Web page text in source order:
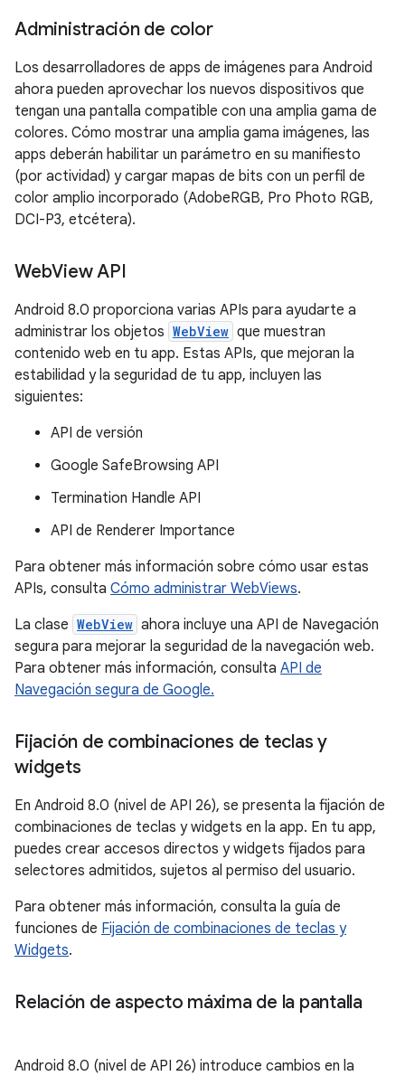
Administración de color
Los desarrolladores de apps de imágenes para Android
ahora pueden aprovechar los nuevos dispositivos que
tengan una pantalla compatible con una amplia gama de
colores. Cómo mostrar una amplia gama imágenes, las
apps deberán habilitar un parámetro en su manifiesto
(por actividad) y cargar mapas de bits con un perfil de
color amplio incorporado (AdobeRGB, Pro Photo RGB,
DCI-P3, etcétera).
WebView API
Android 8.0 proporciona varias APIs para ayudarte a
administrar los objetos WebView que muestran
contenido web en tu app. Estas APIs, que mejoran la
estabilidad y la seguridad de tu app, incluyen las
siguientes:
API de versión
Google SafeBrowsing API
Termination Handle API
API de Renderer Importance
Para obtener más información sobre cómo usar estas
APIs, consulta Cómo administrar WebViews.
La clase WebView ahora incluye una API de Navegación
segura para mejorar la seguridad de la navegación web.
Para obtener más información, consulta API de
Navegación segura de Google.
Fijación de combinaciones de teclas y
widgets
En Android 8.0 (nivel de API 26), se presenta la fijación de
combinaciones de teclas y widgets en la app. En tu app,
puedes crear accesos directos y widgets fijados para
selectores admitidos, sujetos al permiso del usuario.
Para obtener más información, consulta la guía de
funciones de Fijación de combinaciones de teclas y
Widgets.
Relación de aspecto máxima de la pantalla
Android 8.0 (nivel de API 26) introduce cambios en la